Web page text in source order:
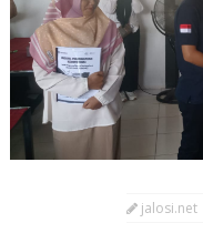
jalosi.net